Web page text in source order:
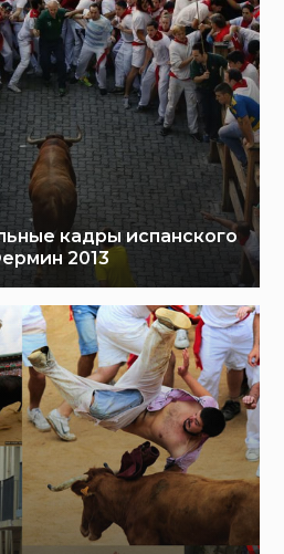
кадры испанского
2013